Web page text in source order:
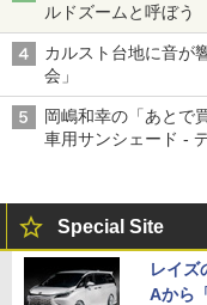
ルドズームと呼ぼう
カルスト台地に音が
会」
岡嶋和幸の「あとで
車用サンシェード -
Special Site
レイズ
Aから